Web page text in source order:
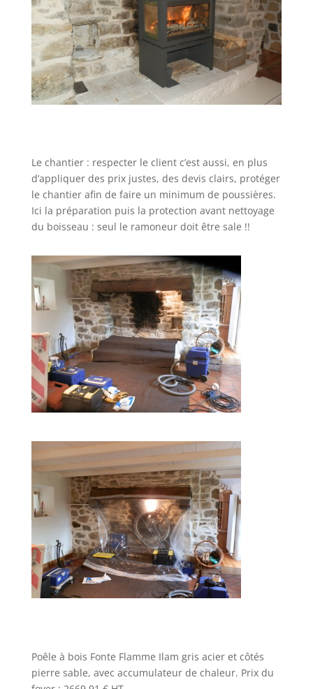
Le chantier : respecter le client c’est aussi, en plus
d’appliquer des prix justes, des devis clairs, protéger
le chantier afin de faire un minimum de poussières.
Ici la préparation puis la protection avant nettoyage
du boisseau : seul le ramoneur doit être sale !!
Poêle à bois Fonte Flamme Ilam gris acier et côtés
pierre sable, avec accumulateur de chaleur. Prix du